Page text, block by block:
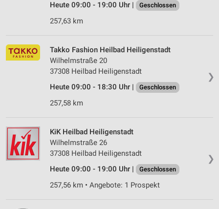
Heute 09:00 - 19:00 Uhr |
Geschlossen
257,63 km
❯
Takko Fashion Heilbad Heiligenstadt
Wilhelmstraße 20
37308 Heilbad Heiligenstadt
Heute 09:00 - 18:30 Uhr |
Geschlossen
257,58 km
❯
KiK Heilbad Heiligenstadt
Wilhelmstraße 26
37308 Heilbad Heiligenstadt
Heute 09:00 - 19:00 Uhr |
Geschlossen
257,56 km • Angebote: 1 Prospekt